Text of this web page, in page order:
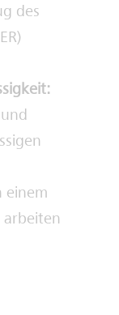
des
einem
arbeiten